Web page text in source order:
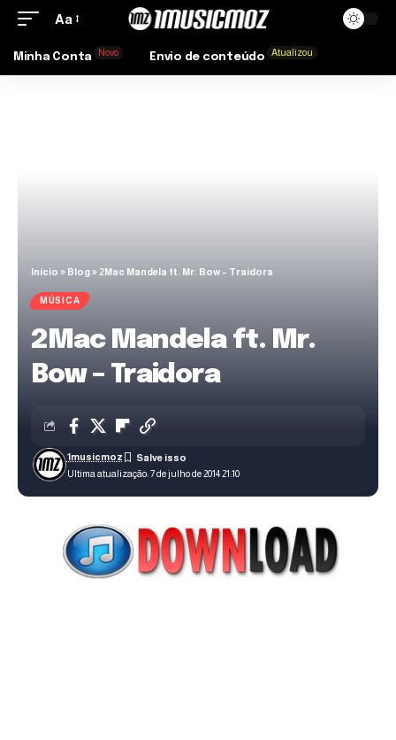
Aa
Minha Conta Novo Envio de conteúdo Atualizou
Início » Blog» 2Mac Mandela ft. Mr. Bow – Traidora
MÚSICA
2Mac Mandela ft. Mr.
Bow – Traidora
Ultima atualização: 7 de julho de 2014 21:10
1musicmoz